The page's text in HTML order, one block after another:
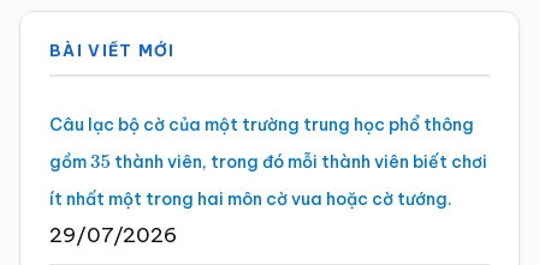
Sidebar
chính
BÀI VIẾT MỚI
Câu lạc bộ cờ của một trường trung học phổ thông
gồm35 thành viên, trong đó mỗi thành viên biết chơi
ít nhất một trong hai môn cờ vua hoặc cờ tướng.
29/07/2026